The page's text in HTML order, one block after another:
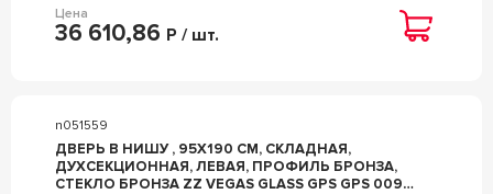
Цена
36 610,86 Р / шт.
n051559
ДВЕРЬ В НИШУ , 95X190 СМ, СКЛАДНАЯ,
ДУХСЕКЦИОННАЯ, ЛЕВАЯ, ПРОФИЛЬ БРОНЗА,
СТЕКЛО БРОНЗА ZZ VEGAS GLASS GPS GPS 0095